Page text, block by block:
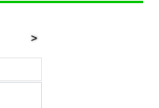
>